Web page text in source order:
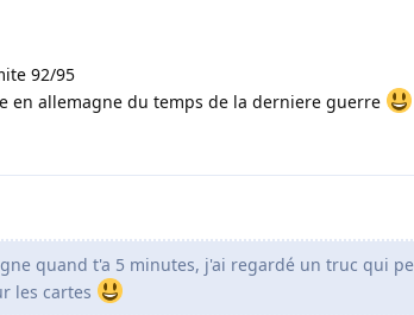
92/95
en allemagne du temps de la derniere guerre
quand t'a 5 minutes, j'ai regardé un truc qui
les cartes